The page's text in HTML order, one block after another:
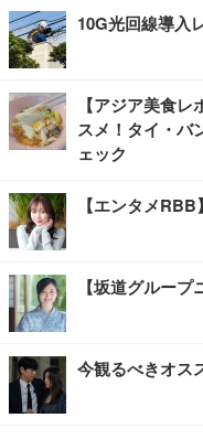
10G光回線導入
【アジア美食
スメ！タイ・バ
ェック
【エンタメ
【坂道グルー
今観るべきオス